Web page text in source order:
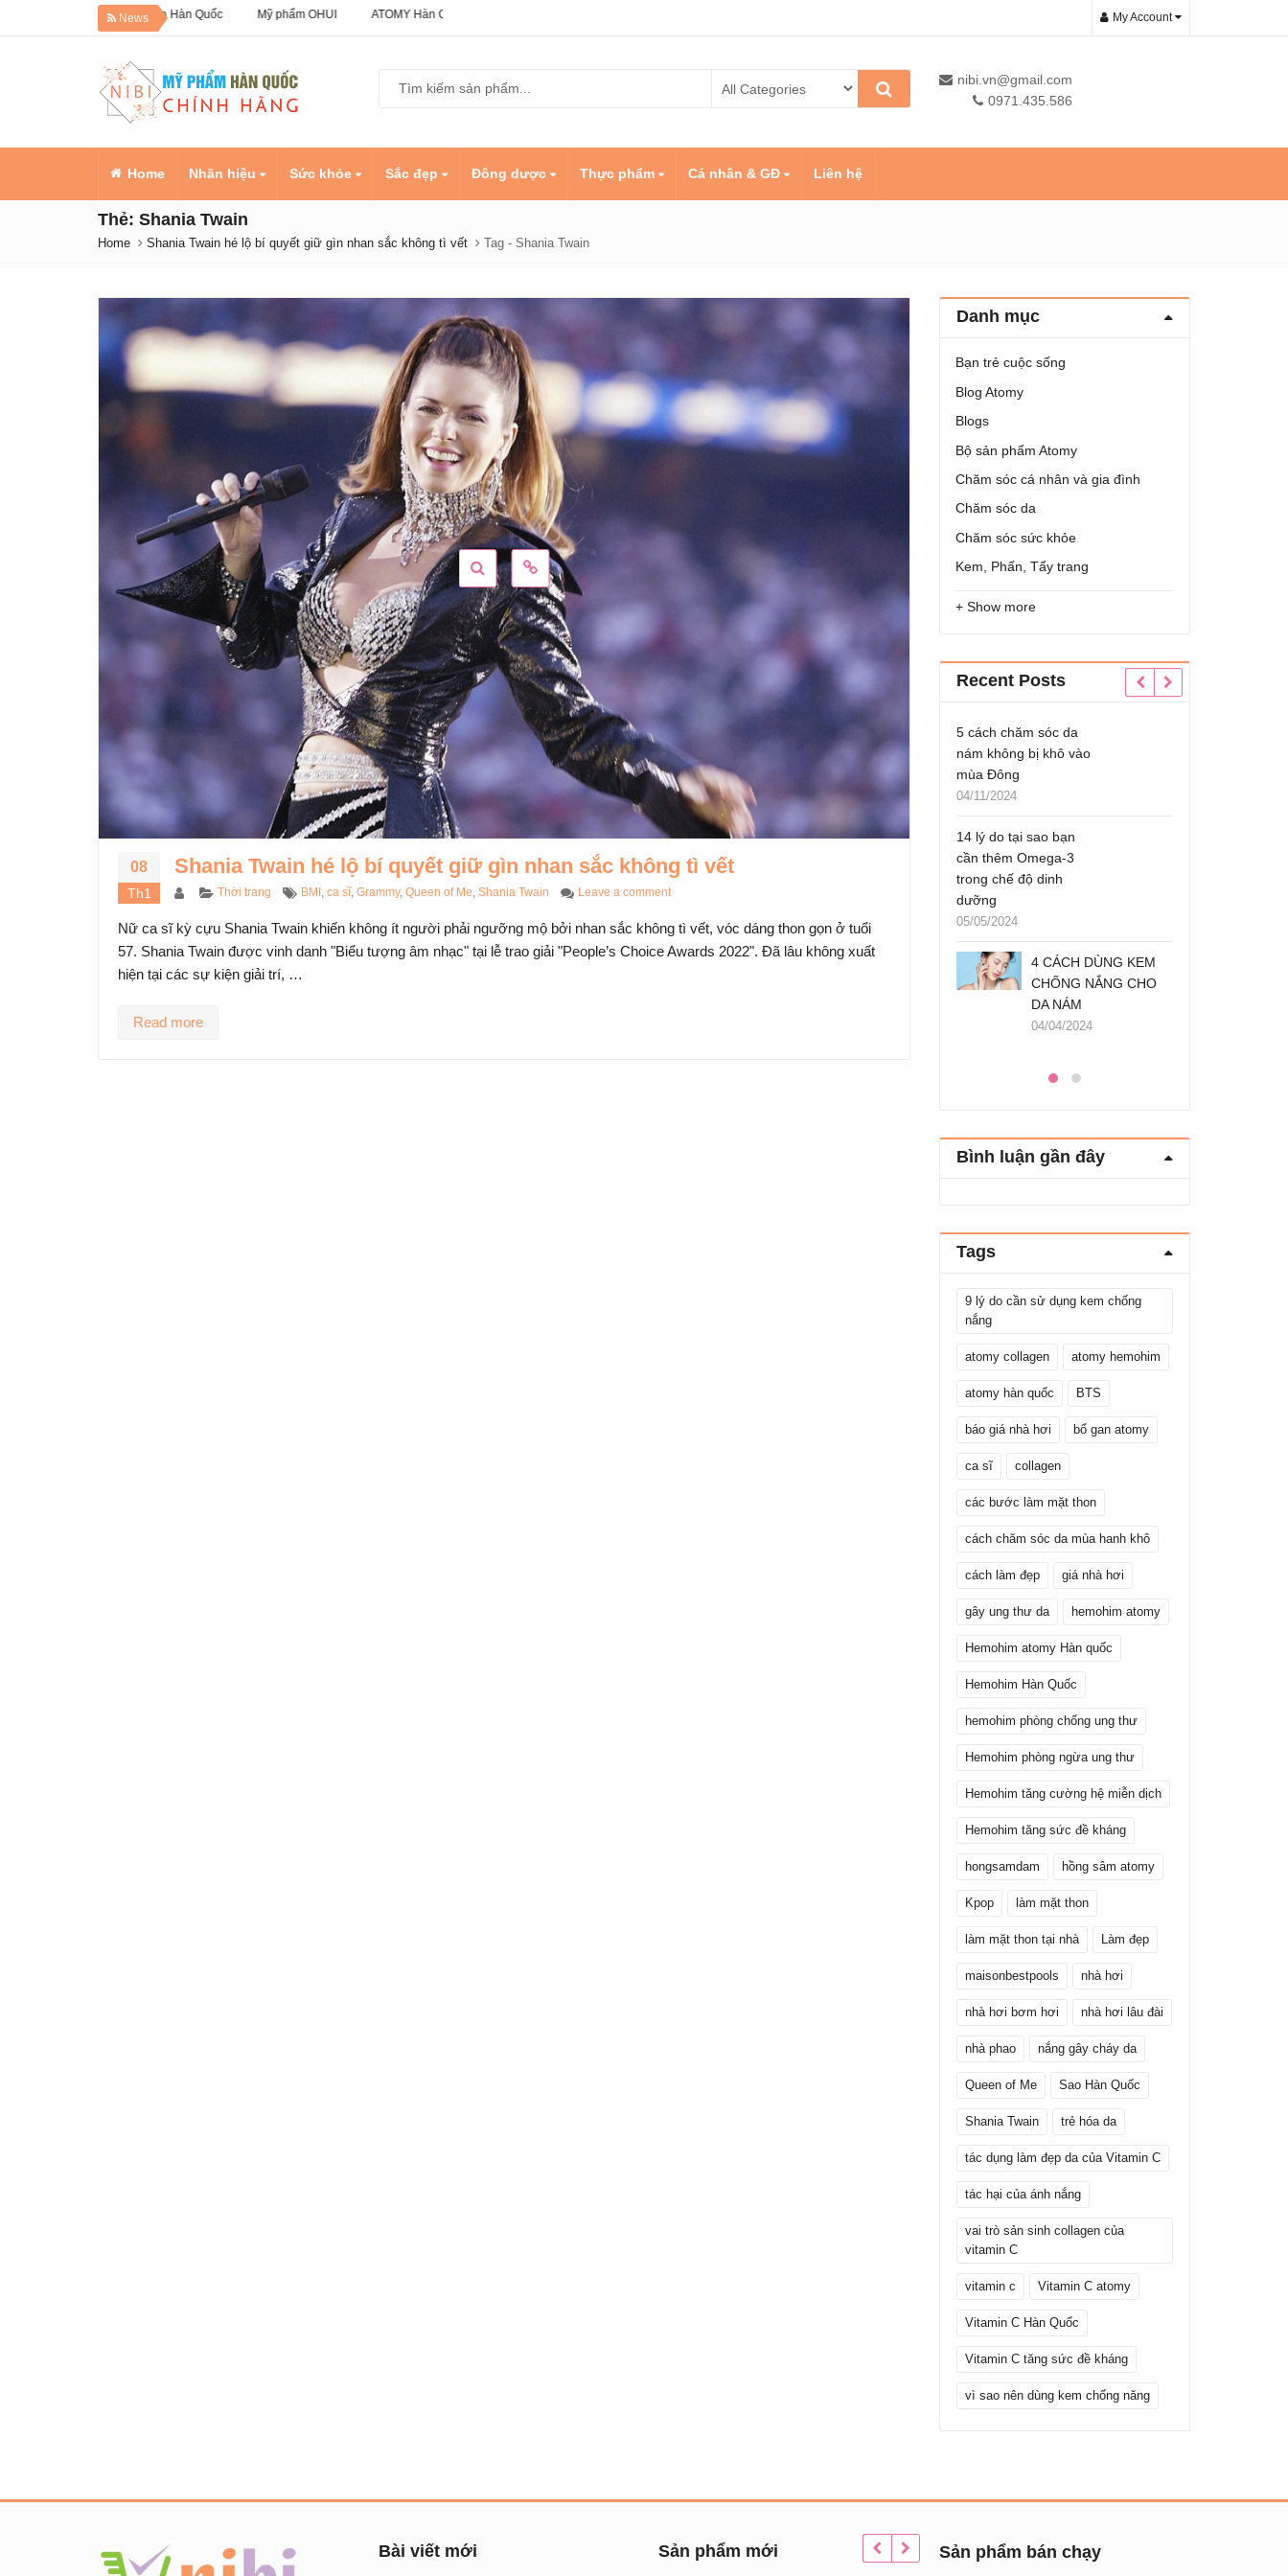
News
50% Dưỡng da Hàn Quốc Mỹ phẩm OHUI ATOMY Hàn Quốc My Account
nibi.vn@gmail.com
0971.435.586
Home Nhãn hiệu Sức khỏe Sắc đẹp Đông dược Thực phẩm Cá nhân & GĐ Liên hệ
Thẻ: Shania Twain
Home Shania Twain hé lộ bí quyết giữ gìn nhan sắc không tì vết Tag - Shania Twain
08
Th1
Shania Twain hé lộ bí quyết giữ gìn nhan sắc không tì vết
AuthorCategories
Thời trang Tags
BMI , ca sĩ, Grammy, Queen of Me, Shania Twain Leave a commenton Shania Twain hé lộ bí quyết giữ gìn nhan sắc không tì vết
Nữ ca sĩ kỳ cựu Shania Twain khiến không ít người phải ngưỡng mộ bởi nhan sắc không tì vết, vóc dáng thon gọn ở tuổi
57. Shania Twain được vinh danh "Biểu tượng âm nhạc" tại lễ trao giải "People’s Choice Awards 2022". Đã lâu không xuất
hiện tại các sự kiện giải trí, …
Read more
Danh mục
Bạn trẻ cuộc sống
Blog Atomy
Blogs
Bộ sản phẩm Atomy
Chăm sóc cá nhân và gia đình
Chăm sóc da
Chăm sóc sức khỏe
Kem, Phấn, Tẩy trang
+ Show more
Recent Posts
5 cách chăm sóc da
nám không bị khô vào
mùa Đông
04/11/2024
14 lý do tại sao bạn
cần thêm Omega-3
trong chế độ dinh
dưỡng
05/05/2024
4 CÁCH DÙNG KEM
Bàn Chải Xỉa Kẽ Chân
Răng Atomy Brush
09/12/2023
TOP #7 thực phẩm
tăng cường nội tiết tố
nữ
05/12/2023
Loại trà người Việt ưa
dùng chống gan
nám không bị khô vào
mùa Đông
04/11/2024
14 lý do tại sao bạn
05/05/2024
4 CÁCH DÙNG KEM
CHỐNG NẮNG CHO
Bàn Chải Xỉa Kẽ Chân
Răng Atomy Brush
nhiễm mỡ, mỡ máu
cực tốt – nibi.vn
05/12/2023
Bình luận gần đây
Tags
9 lý do cần sử dụng kem chống
nắng
atomy collagen atomy hemohim
atomy hàn quốc BTS
báo giá nhà hơi bổ gan atomy
ca sĩ collagen
các bước làm mặt thon
cách chăm sóc da mùa hanh khô
cách làm đẹp giá nhà hơi
gây ung thư da hemohim atomy
Hemohim atomy Hàn quốc
Hemohim Hàn Quốc
hemohim phòng chống ung thư
Hemohim phòng ngừa ung thư
Hemohim tăng cường hệ miễn dịch
Hemohim tăng sức đề kháng
hongsamdam hồng sâm atomy
Kpop làm mặt thon
làm mặt thon tại nhà Làm đẹp
maisonbestpools nhà hơi
nhà hơi bơm hơi nhà hơi lâu đài
nhà phao nắng gây cháy da
Queen of Me Sao Hàn Quốc
Shania Twain trẻ hóa da
tác dụng làm đẹp da của Vitamin C
tác hại của ánh nắng
vai trò sản sinh collagen của
vitamin C
vitamin c Vitamin C atomy
Vitamin C Hàn Quốc
Vitamin C tăng sức đề kháng
vì sao nên dùng kem chống năng
Bài viết mới Sản phẩm mới Sản phẩm bán chạy